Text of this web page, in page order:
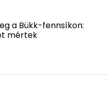
a Bükk-fennsíkon:
mértek